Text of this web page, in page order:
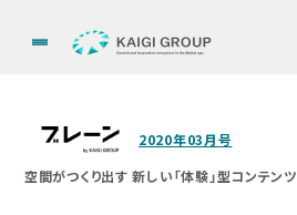
2020年03月号
空間がつくり出す 新しい「体験」型コンテンツ